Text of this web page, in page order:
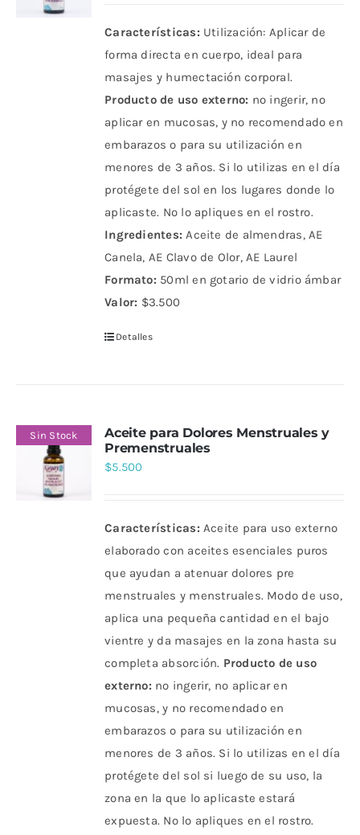
Características: Utilización: Aplicar de
forma directa en cuerpo, ideal para
masajes y humectación corporal.
Producto de uso externo: no ingerir, no
aplicar en mucosas, y no recomendado en
embarazos o para su utilización en
menores de 3 años. Si lo utilizas en el día
protégete del sol en los lugares donde lo
aplicaste. No lo apliques en el rostro.
Ingredientes: Aceite de almendras, AE
Canela, AE Clavo de Olor, AE Laurel
Formato: 50ml en gotario de vidrio ámbar
Valor: $3.500
Detalles
Sin Stock
Aceite para Dolores Menstruales y
Premenstruales
$5.500
Características: Aceite para uso externo
elaborado con aceites esenciales puros
que ayudan a atenuar dolores pre
menstruales y menstruales. Modo de uso,
aplica una pequeña cantidad en el bajo
vientre y da masajes en la zona hasta su
completa absorción. Producto de uso
externo: no ingerir, no aplicar en
mucosas, y no recomendado en
embarazos o para su utilización en
menores de 3 años. Si lo utilizas en el día
protégete del sol si luego de su uso, la
zona en la que lo aplicaste estará
expuesta. No lo apliques en el rostro.